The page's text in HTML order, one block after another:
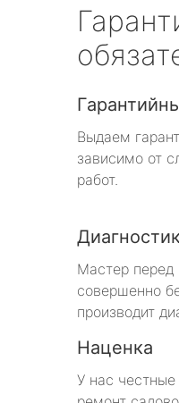
Выдаем
зависимо от
работ.
Мастер перед
совершенно
производит
Наценка
У нас